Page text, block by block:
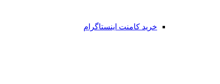
خرید کامنت اینستاگرام